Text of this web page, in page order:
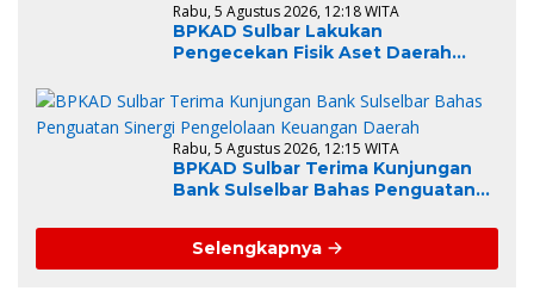
Rabu, 5 Agustus 2026, 12:18 WITA
BPKAD Sulbar Lakukan
Pengecekan Fisik Aset Daerah
Lelang dan Penghapusan BMD
Rabu, 5 Agustus 2026, 12:15 WITA
BPKAD Sulbar Terima Kunjungan
Bank Sulselbar Bahas Penguatan
Daerah
Selengkapnya